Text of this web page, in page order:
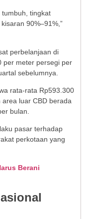
tumbuh, tingkat
90%–91%,”
perbelanjaan di
per meter persegi per
sebelumnya.
rata-rata Rp593.300
luar CBD berada
bulan.
pasar terhadap
perkotaan yang
Berani